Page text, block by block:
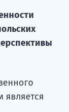
является